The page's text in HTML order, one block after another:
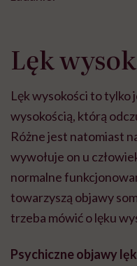
Lęk
Lęk wysokości to tylko
wysokością, którą
Różne jest natomiast
wywołuje on u
normalne
towarzyszą objawy
trzeba mówić o lęku
Psychiczne objawy